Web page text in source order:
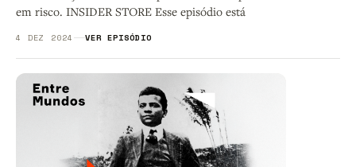
em risco. INSIDER STORE Esse episódio está
4 DEZ 2024 VER EPISÓDIO